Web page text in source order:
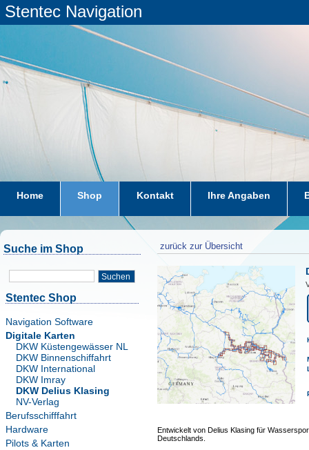
Stentec Navigation
Home Shop Kontakt Ihre Angaben
Suche im Shop
Suchen
Stentec Shop
Navigation Software
Digitale Karten
DKW Küstengewässer NL
DKW Binnenschiffahrt
DKW International
DKW Imray
DKW Delius Klasing
NV-Verlag
Berufsschifffahrt
Hardware
Pilots & Karten
zurück zur Übersicht
Entwickelt von Delius Klasing für
Deutschlands.